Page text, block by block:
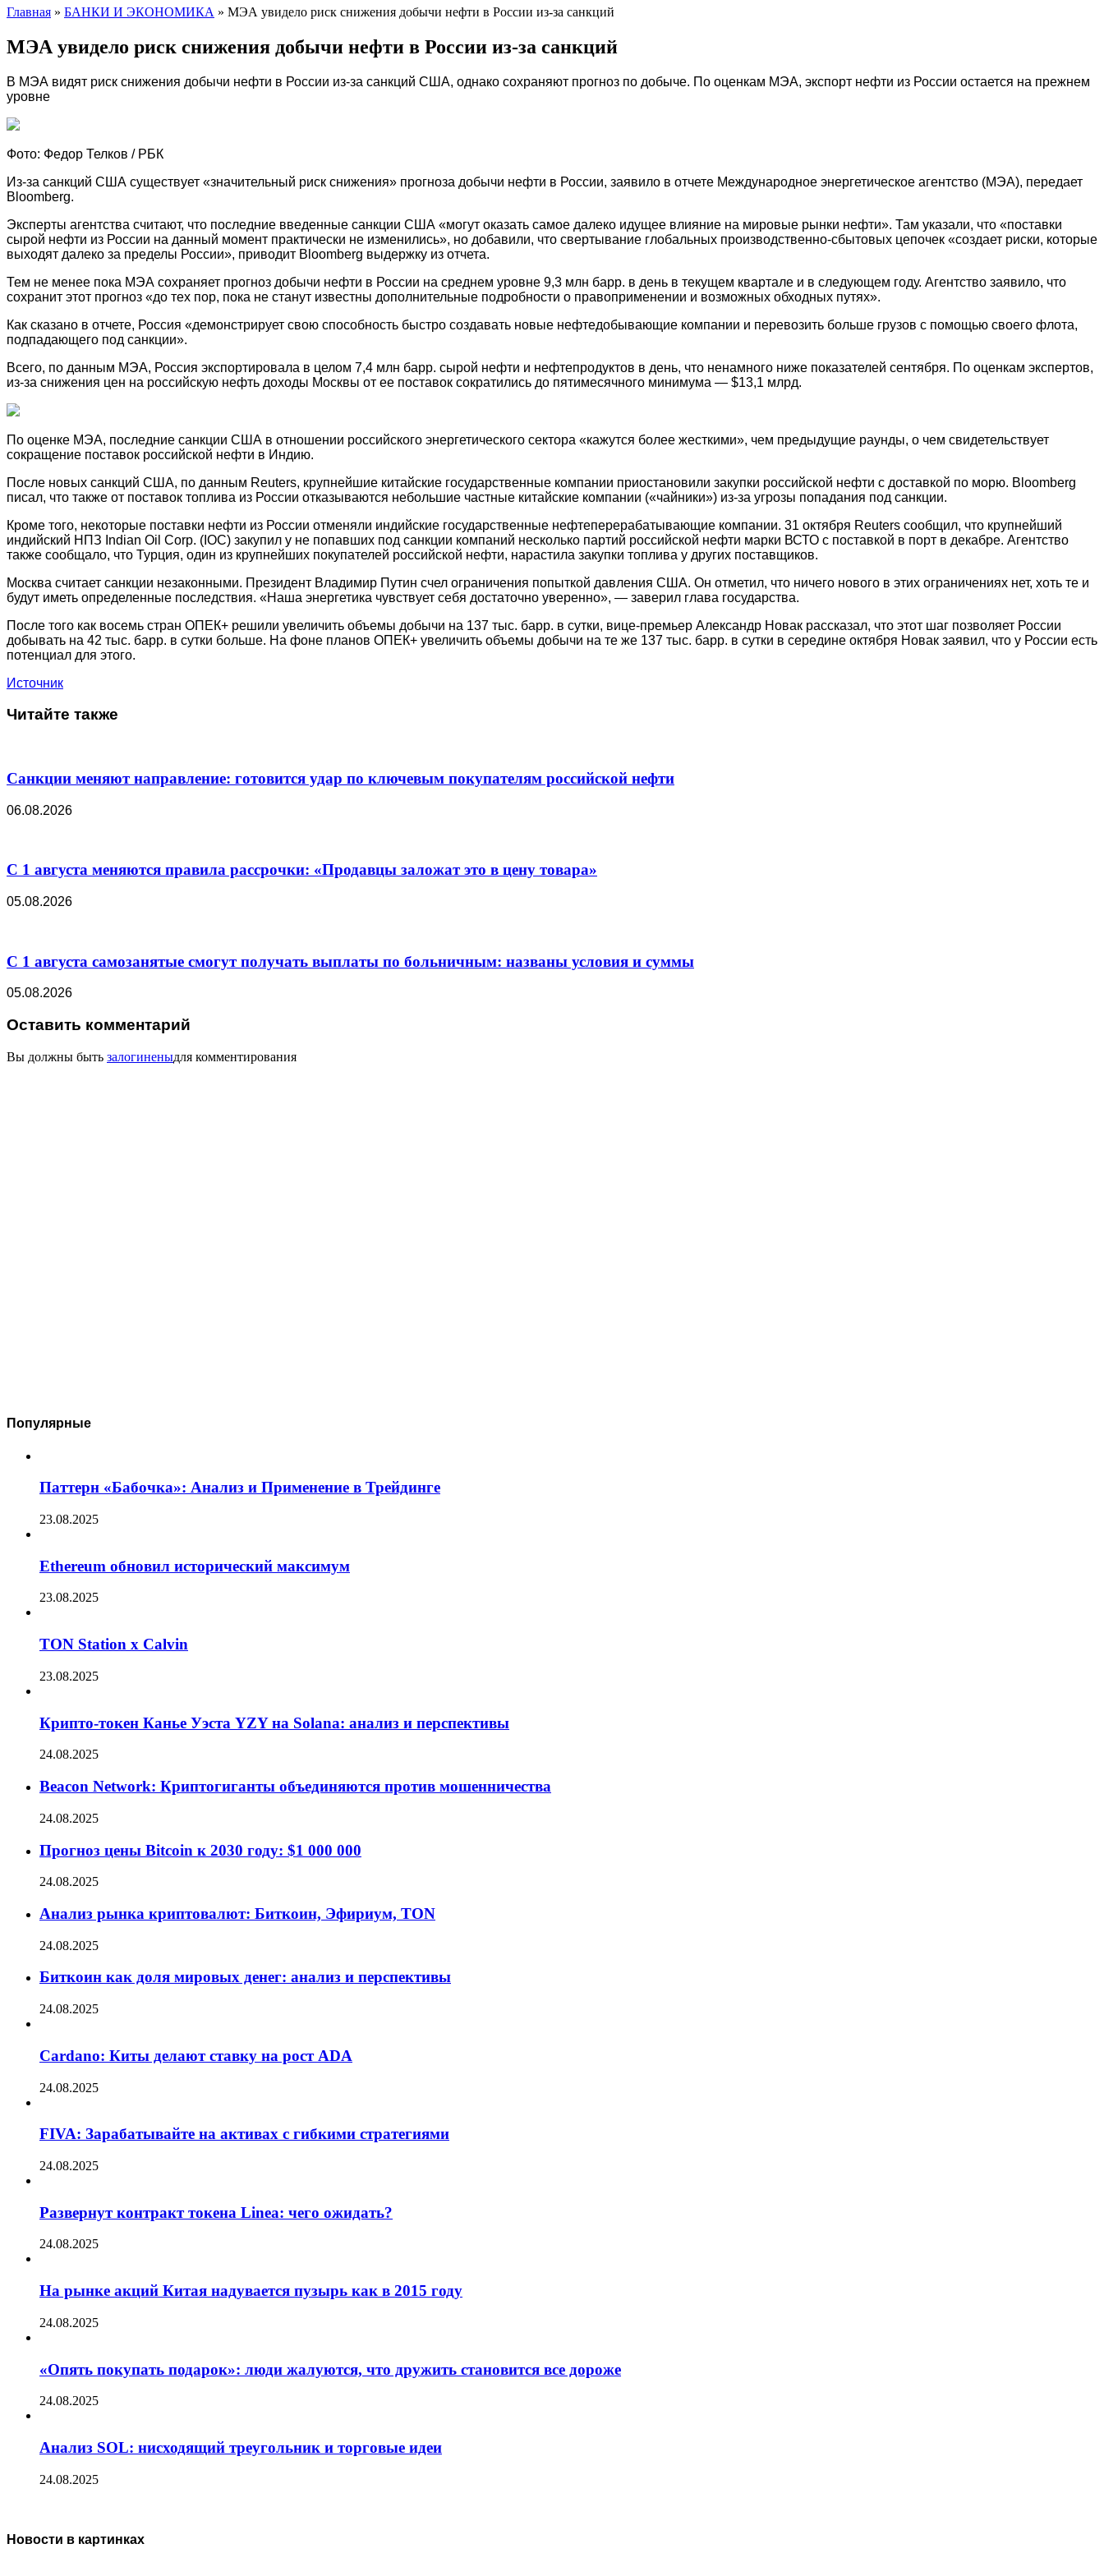
Главная » БАНКИ И ЭКОНОМИКА » МЭА увидело риск снижения добычи нефти в России из-за санкций
МЭА увидело риск снижения добычи нефти в России из-за санкций
В МЭА видят риск снижения добычи нефти в России из-за санкций США, однако сохраняют прогноз по добыче. По оценкам МЭА, экспорт нефти из России остается на прежнем
уровне
Фото: Федор Телков / РБК
Из-за санкций США существует «значительный риск снижения» прогноза добычи нефти в России, заявило в отчете Международное энергетическое агентство (МЭА), передает
Bloomberg.
Эксперты агентства считают, что последние введенные санкции США «могут оказать самое далеко идущее влияние на мировые рынки нефти». Там указали, что «поставки
сырой нефти из России на данный момент практически не изменились», но добавили, что свертывание глобальных производственно-сбытовых цепочек «создает риски, которые
выходят далеко за пределы России», приводит Bloomberg выдержку из отчета.
Тем не менее пока МЭА сохраняет прогноз добычи нефти в России на среднем уровне 9,3 млн барр. в день в текущем квартале и в следующем году. Агентство заявило, что
сохранит этот прогноз «до тех пор, пока не станут известны дополнительные подробности о правоприменении и возможных обходных путях».
Как сказано в отчете, Россия «демонстрирует свою способность быстро создавать новые нефтедобывающие компании и перевозить больше грузов с помощью своего флота,
подпадающего под санкции».
Всего, по данным МЭА, Россия экспортировала в целом 7,4 млн барр. сырой нефти и нефтепродуктов в день, что ненамного ниже показателей сентября. По оценкам экспертов,
из-за снижения цен на российскую нефть доходы Москвы от ее поставок сократились до пятимесячного минимума — $13,1 млрд.
По оценке МЭА, последние санкции США в отношении российского энергетического сектора «кажутся более жесткими», чем предыдущие раунды, о чем свидетельствует
сокращение поставок российской нефти в Индию.
После новых санкций США, по данным Reuters, крупнейшие китайские государственные компании приостановили закупки российской нефти с доставкой по морю. Bloomberg
писал, что также от поставок топлива из России отказываются небольшие частные китайские компании («чайники») из-за угрозы попадания под санкции.
Кроме того, некоторые поставки нефти из России отменяли индийские государственные нефтеперерабатывающие компании. 31 октября Reuters сообщил, что крупнейший
индийский НПЗ Indian Oil Corp. (IOC) закупил у не попавших под санкции компаний несколько партий российской нефти марки ВСТО с поставкой в порт в декабре. Агентство
также сообщало, что Турция, один из крупнейших покупателей российской нефти, нарастила закупки топлива у других поставщиков.
Москва считает санкции незаконными. Президент Владимир Путин счел ограничения попыткой давления США. Он отметил, что ничего нового в этих ограничениях нет, хоть те и
будут иметь определенные последствия. «Наша энергетика чувствует себя достаточно уверенно», — заверил глава государства.
После того как восемь стран ОПЕК+ решили увеличить объемы добычи на 137 тыс. барр. в сутки, вице-премьер Александр Новак рассказал, что этот шаг позволяет России
добывать на 42 тыс. барр. в сутки больше. На фоне планов ОПЕК+ увеличить объемы добычи на те же 137 тыс. барр. в сутки в середине октября Новак заявил, что у России есть
потенциал для этого.
Источник
Читайте также
Санкции меняют направление: готовится удар по ключевым покупателям российской нефти
06.08.2026
С 1 августа меняются правила рассрочки: «Продавцы заложат это в цену товара»
05.08.2026
С 1 августа самозанятые смогут получать выплаты по больничным: названы условия и суммы
05.08.2026
Оставить комментарий
Вы должны быть залогиненыдля комментирования
Популярные
Паттерн «Бабочка»: Анализ и Применение в Трейдинге
23.08.2025
Ethereum обновил исторический максимум
23.08.2025
TON Station x Calvin
23.08.2025
Крипто-токен Канье Уэста YZY на Solana: анализ и перспективы
24.08.2025
Beacon Network: Криптогиганты объединяются против мошенничества
24.08.2025
Прогноз цены Bitcoin к 2030 году: $1 000 000
24.08.2025
Анализ рынка криптовалют: Биткоин, Эфириум, TON
24.08.2025
Биткоин как доля мировых денег: анализ и перспективы
24.08.2025
Cardano: Киты делают ставку на рост ADA
24.08.2025
FIVA: Зарабатывайте на активах с гибкими стратегиями
24.08.2025
Развернут контракт токена Linea: чего ожидать?
24.08.2025
На рынке акций Китая надувается пузырь как в 2015 году
24.08.2025
«Опять покупать подарок»: люди жалуются, что дружить становится все дороже
24.08.2025
Анализ SOL: нисходящий треугольник и торговые идеи
24.08.2025
Новости в картинках